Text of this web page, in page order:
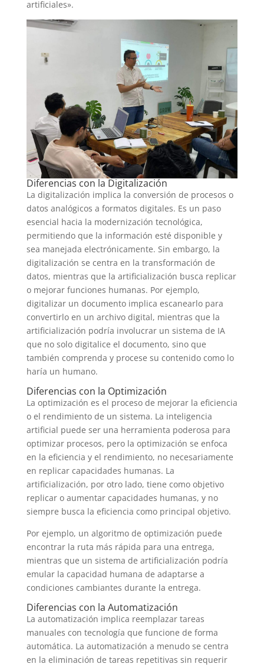
artificiales».
Diferencias con la Digitalización
La digitalización implica la conversión de procesos o
datos analógicos a formatos digitales. Es un paso
esencial hacia la modernización tecnológica,
permitiendo que la información esté disponible y
sea manejada electrónicamente. Sin embargo, la
digitalización se centra en la transformación de
datos, mientras que la artificialización busca replicar
o mejorar funciones humanas. Por ejemplo,
digitalizar un documento implica escanearlo para
convertirlo en un archivo digital, mientras que la
artificialización podría involucrar un sistema de IA
que no solo digitalice el documento, sino que
también comprenda y procese su contenido como lo
haría un humano.
Diferencias con la Optimización
La optimización es el proceso de mejorar la eficiencia
o el rendimiento de un sistema. La inteligencia
artificial puede ser una herramienta poderosa para
optimizar procesos, pero la optimización se enfoca
en la eficiencia y el rendimiento, no necesariamente
en replicar capacidades humanas. La
artificialización, por otro lado, tiene como objetivo
replicar o aumentar capacidades humanas, y no
siempre busca la eficiencia como principal objetivo.
Por ejemplo, un algoritmo de optimización puede
encontrar la ruta más rápida para una entrega,
mientras que un sistema de artificialización podría
emular la capacidad humana de adaptarse a
condiciones cambiantes durante la entrega.
Diferencias con la Automatización
La automatización implica reemplazar tareas
manuales con tecnología que funcione de forma
automática. La automatización a menudo se centra
en la eliminación de tareas repetitivas sin requerir